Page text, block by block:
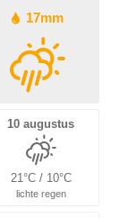
17mm
10 augustus
21°C / 10°C
lichte regen